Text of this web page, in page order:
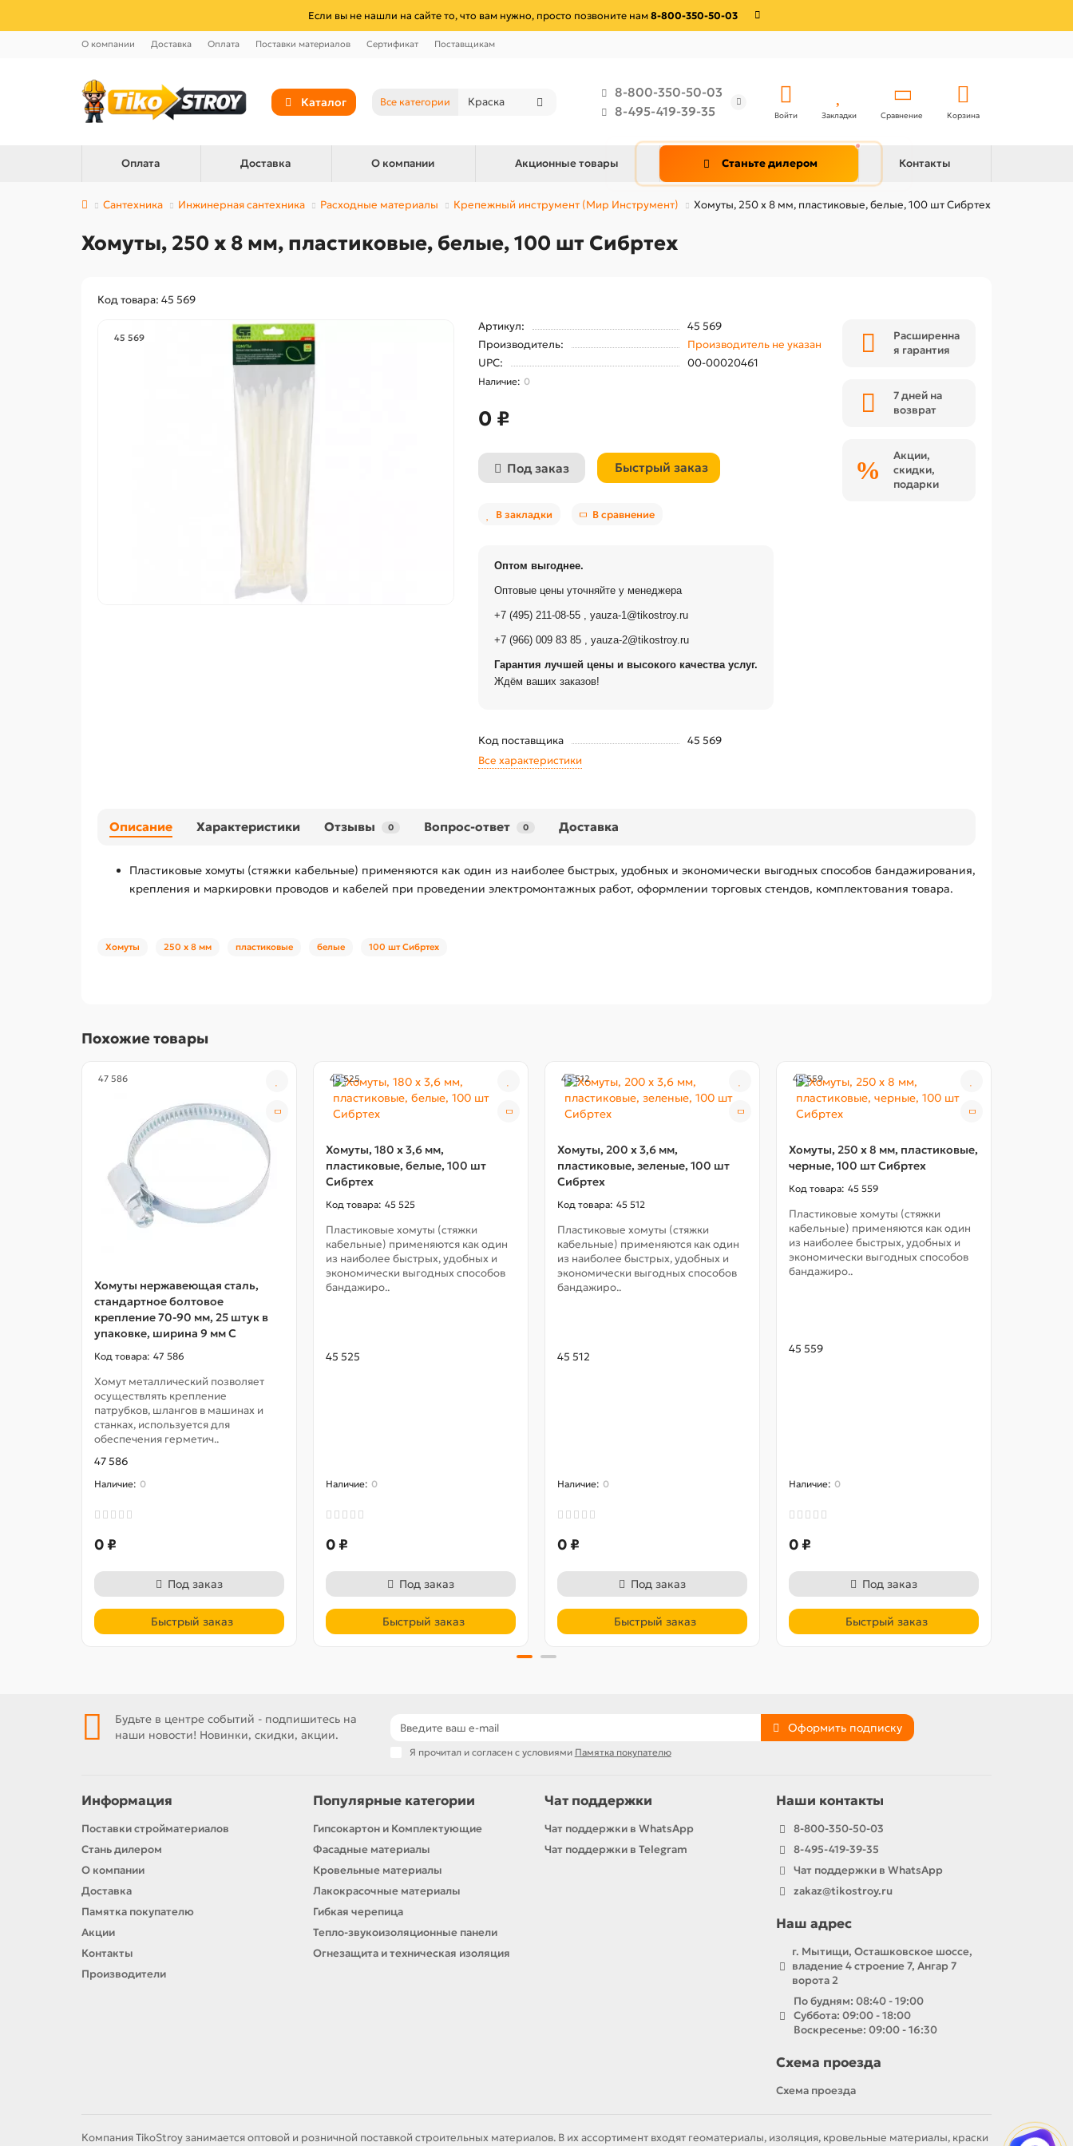
Если вы не нашли на сайте то, что вам нужно, просто позвоните нам8-800-350-50-03
О компании Доставка Оплата Поставки материалов Сертификат Поставщикам
Каталог Все категории
8-800-350-50-03
8-495-419-39-35
Войти Закладки Сравнение Корзина
Оплата Доставка О компании Акционные товары Станьте дилером Контакты
Сантехника Инжинерная сантехника Расходные материалы Крепежный инструмент (Мир Инструмент) Хомуты, 250 х 8 мм, пластиковые, белые, 100 шт Сибртех
Хомуты, 250 х 8 мм, пластиковые, белые, 100 шт Сибртех
Код товара: 45 569
45 569
Артикул:
45 569
Производитель:
Производитель не указан
UPC:
00-00020461
0
0 ₽
Под заказ Быстрый заказ
В закладки В сравнение
Оптом выгоднее.
Оптовые цены уточняйте у менеджера
+7 (495) 211-08-55 , yauza-1@tikostroy.ru
+7 (966) 009 83 85 , yauza-2@tikostroy.ru
Гарантия лучшей цены и высокого качества услуг.
Ждём ваших заказов!
Код поставщика
45 569
Все характеристики
Расширенна
я гарантия
7 дней на
возврат
Акции,
скидки,
подарки
Описание Характеристики Отзывы 0 Вопрос-ответ 0 Доставка
Пластиковые хомуты (стяжки кабельные) применяются как один из наиболее быстрых, удобных и экономически выгодных способов бандажирования,
крепления и маркировки проводов и кабелей при проведении электромонтажных работ, оформлении торговых стендов, комплектования товара.
Хомуты 250 х 8 мм пластиковые белые 100 шт Сибртех
Похожие товары
47 586
Хомуты нержавеющая сталь,
стандартное болтовое
крепление 70-90 мм, 25 штук в
упаковке, ширина 9 мм С
47 586
Хомут металлический позволяет
осуществлять крепление
патрубков, шлангов в машинах и
станках, используется для
обеспечения герметич..
47 586
0
0 ₽
Под заказ
Быстрый заказ
45 525
Хомуты, 180 x 3,6 мм,
пластиковые, белые, 100 шт
Сибртех
45 525
Пластиковые хомуты (стяжки
кабельные) применяются как один
из наиболее быстрых, удобных и
экономически выгодных способов
бандажиро..
45 525
0
0 ₽
Под заказ
Быстрый заказ
45 512
Хомуты, 200 x 3,6 мм,
пластиковые, зеленые, 100 шт
Сибртех
45 512
Пластиковые хомуты (стяжки
кабельные) применяются как один
из наиболее быстрых, удобных и
экономически выгодных способов
бандажиро..
45 512
0
0 ₽
Под заказ
Быстрый заказ
45 559
Хомуты, 250 х 8 мм, пластиковые,
черные, 100 шт Сибртех
45 559
Пластиковые хомуты (стяжки
кабельные) применяются как один
из наиболее быстрых, удобных и
экономически выгодных способов
бандажиро..
45 559
0
0 ₽
Под заказ
Быстрый заказ
Будьте в центре событий - подпишитесь на
наши новости! Новинки, скидки, акции.
Оформить подписку
Я прочитал и согласен с условиями Памятка покупателю
Информация
Поставки стройматериалов
Стань дилером
О компании
Доставка
Памятка покупателю
Акции
Контакты
Производители
Популярные категории
Гипсокартон и Комплектующие
Фасадные материалы
Кровельные материалы
Лакокрасочные материалы
Гибкая черепица
Тепло-звукоизоляционные панели
Огнезащита и техническая изоляция
Чат поддержки
Чат поддержки в WhatsApp
Чат поддержки в Telegram
Наши контакты
8-800-350-50-03
8-495-419-39-35
Чат поддержки в WhatsApp
zakaz@tikostroy.ru
Наш адрес
г. Мытищи, Осташковское шоссе,
владение 4 строение 7, Ангар 7
ворота 2
По будням: 08:40 - 19:00
Суббота: 09:00 - 18:00
Воскресенье: 09:00 - 16:30
Схема проезда
Схема проезда
Компания TikoStroy занимается оптовой и розничной поставкой строительных материалов. В их ассортимент входят геоматериалы, изоляция, кровельные материалы, краски